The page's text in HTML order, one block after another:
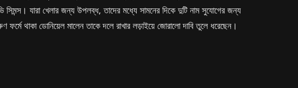
সিমন্স। যারা খেলার জন্য উপলব্ধ, তাদের মধ্যে সামনের দিকে দুটি নাম সুযোগের জন্য
থাকা ডোনিয়েল মালেন তাকে দলে রাখার লড়াইয়ে জোরালো দাবি তুলে ধরেছেন।